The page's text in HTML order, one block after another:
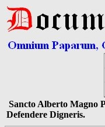
Sancto Alberto Magno
Defendere Digneris.